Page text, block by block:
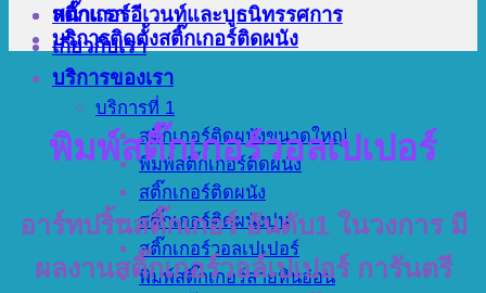
หน้าแรก
เกี่ยวกับเรา
บริการของเรา
บริการที่ 1
สติ๊กเกอร์ติดผนังขนาดใหญ่
พิมพ์สติ๊กเกอร์ติดผนัง
สติ๊กเกอร์ติดผนัง
สติ๊กเกอร์ติดผนังปูน
สติ๊กเกอร์วอลเปเปอร์
พิมพ์สติ๊กเกอร์ลายหินอ่อน
สติ๊กเกอร์อีเวนท์และบูธนิทรรศการ
บริการติดตั้งสติ๊กเกอร์ติดผนัง
พิมพ์สติ๊กเกอร์วอลเปเปอร์
อาร์ทปริ้นสติ๊กเกอร์ อันดับ1 ในวงการ มี
ผลงานสติ๊กเกอร์วอล์เปเปอร์ การันตรี